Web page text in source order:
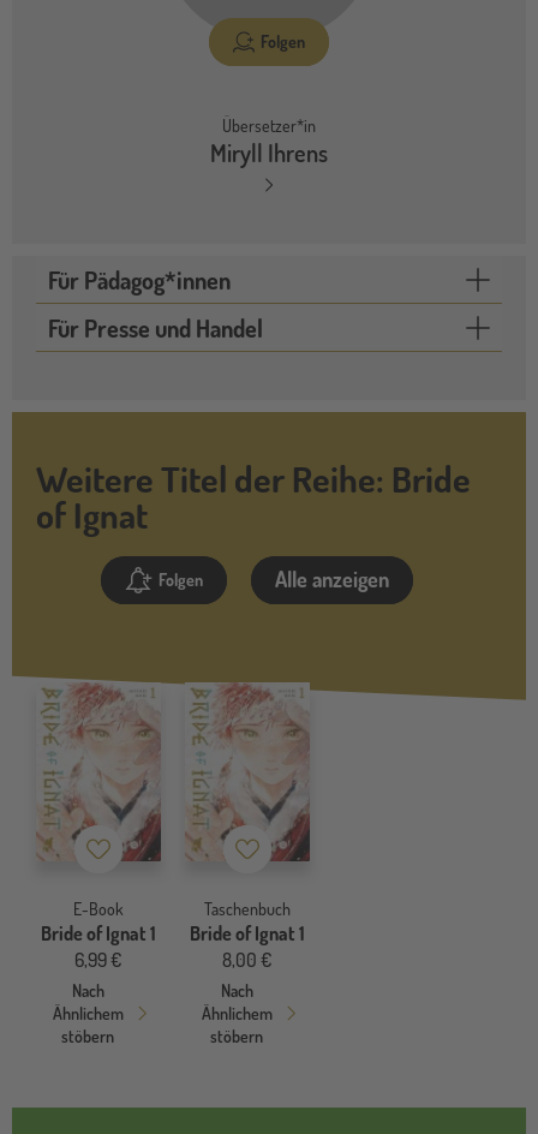
Folgen
Übersetzer*in
Miryll Ihrens
Für Pädagog*innen
Für Presse und Handel
Weitere Titel der Reihe: Bride
of Ignat
Folgen Alle anzeigen
Merkzettel
E-Book
Bride of Ignat 1
6,99 €
Nach
Ähnlichem
stöbern
Merkzettel
Taschenbuch
Bride of Ignat 1
8,00 €
Nach
Ähnlichem
stöbern